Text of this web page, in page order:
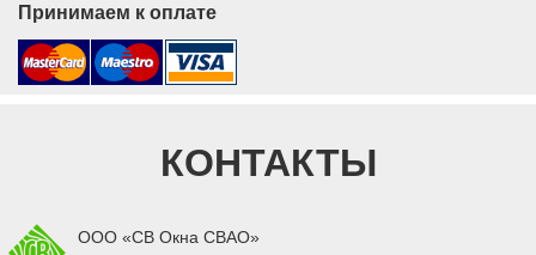
Принимаем к оплате
КОНТАКТЫ
ООО «СВ Окна СВАО»